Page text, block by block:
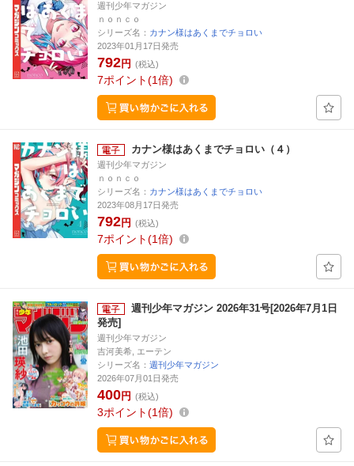
週刊少年マガジン
ｎｏｎｃｏ
シリーズ名： カナン様はあくまでチョロい
2023年01月17日発売
792円 (税込)
7ポイント 1倍
カナン様はあくまでチョロい（４）
週刊少年マガジン
ｎｏｎｃｏ
シリーズ名： カナン様はあくまでチョロい
2023年08月17日発売
792円 (税込)
7ポイント 1倍
週刊少年マガジン 2026年31号[2026年7月1日
発売]
週刊少年マガジン
吉河美希, エーテン
シリーズ名： 週刊少年マガジン
2026年07月01日発売
400円 (税込)
3ポイント 1倍